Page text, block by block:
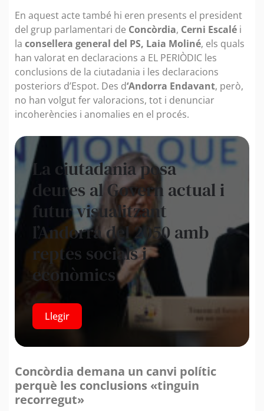
En aquest acte també hi eren presents el president
del grup parlamentari de Concòrdia, Cerni Escalé i
la consellera general del PS, Laia Moliné, els quals
han valorat en declaracions a EL PERIÒDIC les
conclusions de la ciutadania i les declaracions
posteriors d’Espot. Des d‘Andorra Endavant, però,
no han volgut fer valoracions, tot i denunciar
incoherències i anomalies en el procés.
La ciutadania posa
deures al Govern actual i
futur visualitzant
l’Andorra del 2050 amb
reptes socials i
econòmics
Llegir
Concòrdia demana un canvi polític
perquè les conclusions «tinguin
recorregut»